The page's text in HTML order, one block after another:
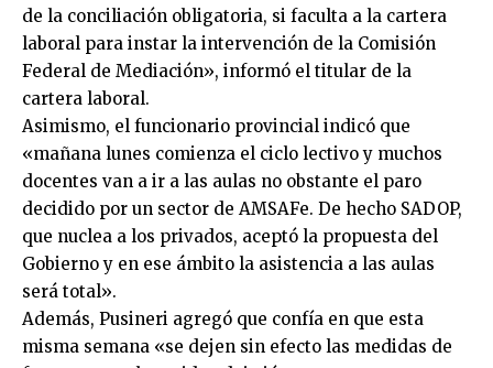
de la conciliación obligatoria, si faculta a la cartera
laboral para instar la intervención de la Comisión
Federal de Mediación», informó el titular de la
cartera laboral.
Asimismo, el funcionario provincial indicó que
«mañana lunes comienza el ciclo lectivo y muchos
docentes van a ir a las aulas no obstante el paro
decidido por un sector de AMSAFe. De hecho SADOP,
que nuclea a los privados, aceptó la propuesta del
Gobierno y en ese ámbito la asistencia a las aulas
será total».
Además, Pusineri agregó que confía en que esta
misma semana «se dejen sin efecto las medidas de